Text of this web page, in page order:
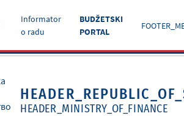
Informator
o radu
BUDŽETSKI
PORTAL
HEADER_MINISTRY_OF_FINANCE